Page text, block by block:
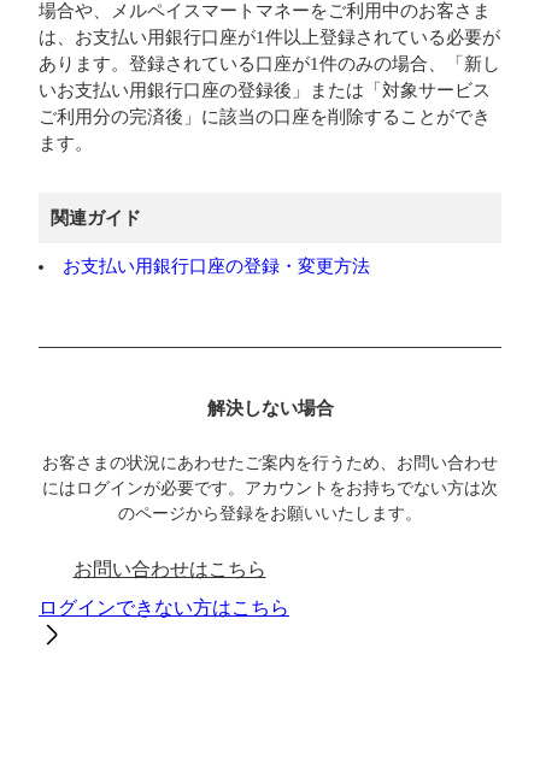
場合や、メルペイスマートマネーをご利用中のお客さま
は、お支払い用銀行口座が1件以上登録されている必要が
あります。登録されている口座が1件のみの場合、「新し
いお支払い用銀行口座の登録後」または「対象サービス
ご利用分の完済後」に該当の口座を削除することができ
ます。
関連ガイド
お支払い用銀行口座の登録・変更方法
解決しない場合
お客さまの状況にあわせたご案内を行うため、お問い合わせ
にはログインが必要です。アカウントをお持ちでない方は次
のページから登録をお願いいたします。
お問い合わせはこちら
ログインできない方はこちら